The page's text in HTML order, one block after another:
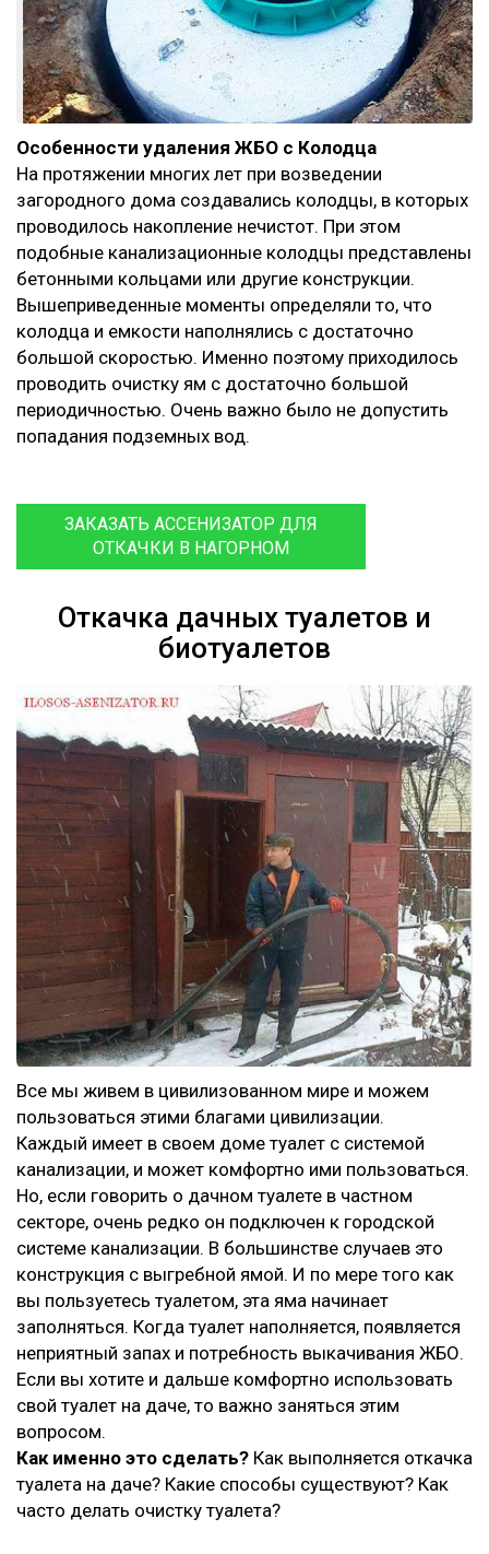
Особенности удаления ЖБО с Колодца
На протяжении многих лет при возведении
загородного дома создавались колодцы, в которых
проводилось накопление нечистот. При этом
подобные канализационные колодцы представлены
бетонными кольцами или другие конструкции.
Вышеприведенные моменты определяли то, что
колодца и емкости наполнялись с достаточно
большой скоростью. Именно поэтому приходилось
проводить очистку ям с достаточно большой
периодичностью. Очень важно было не допустить
попадания подземных вод.
ЗАКАЗАТЬ АССЕНИЗАТОР ДЛЯ
ОТКАЧКИ В НАГОРНОМ
Откачка дачных туалетов и
биотуалетов
Все мы живем в цивилизованном мире и можем
пользоваться этими благами цивилизации.
Каждый имеет в своем доме туалет с системой
канализации, и может комфортно ими пользоваться.
Но, если говорить о дачном туалете в частном
секторе, очень редко он подключен к городской
системе канализации. В большинстве случаев это
конструкция с выгребной ямой. И по мере того как
вы пользуетесь туалетом, эта яма начинает
заполняться. Когда туалет наполняется, появляется
неприятный запах и потребность выкачивания ЖБО.
Если вы хотите и дальше комфортно использовать
свой туалет на даче, то важно заняться этим
вопросом.
Как именно это сделать? Как выполняется откачка
туалета на даче? Какие способы существуют? Как
часто делать очистку туалета?